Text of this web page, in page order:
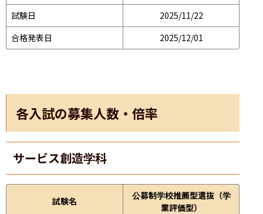
試験日
2025/11/22
合格発表日
2025/12/01
各入試の募集人数・倍率
サービス創造学科
試験名
公募制学校推薦型選抜（学
業評価型）